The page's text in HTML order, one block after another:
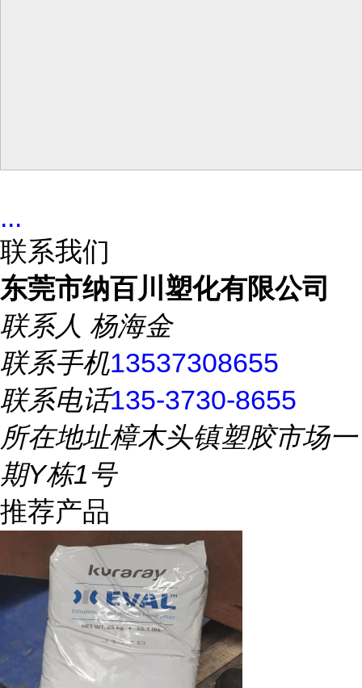
...
联系我们
东莞市纳百川塑化有限公司
联系人 杨海金
联系手机13537308655
联系电话135-3730-8655
所在地址樟木头镇塑胶市场一
期Y栋1号
推荐产品